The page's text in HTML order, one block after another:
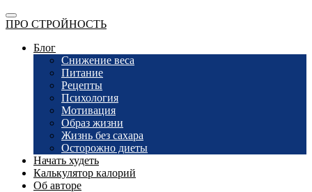
ПРО СТРОЙНОСТЬ
Блог
Снижение веса
Питание
Рецепты
Психология
Мотивация
Образ жизни
Жизнь без сахара
Осторожно диеты
Начать худеть
Калькулятор калорий
Об авторе